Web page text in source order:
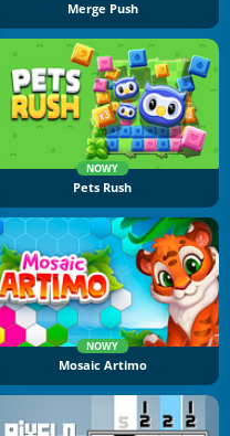
Merge Push
NOWY
Pets Rush
NOWY
Mosaic Artimo